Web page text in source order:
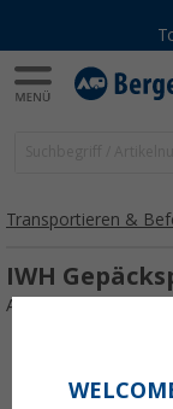
Transportieren &
IWH
Art.-Nr.: 850905